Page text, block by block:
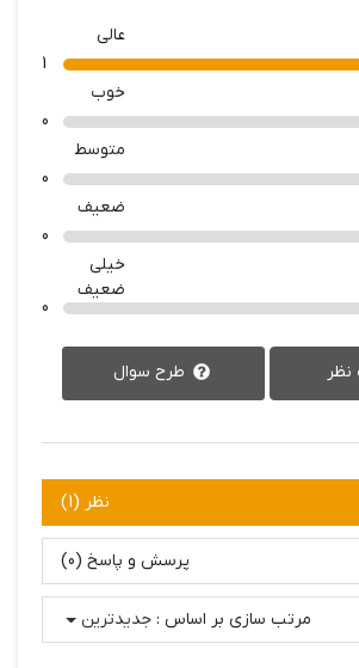
عالی
1
خوب
0
متوسط
0
ضعیف
0
خیلی
ضعیف
0
طرح سوال
نظر (1)
پرسش و پاسخ (0)
مرتب سازی بر اساس : جدیدترین